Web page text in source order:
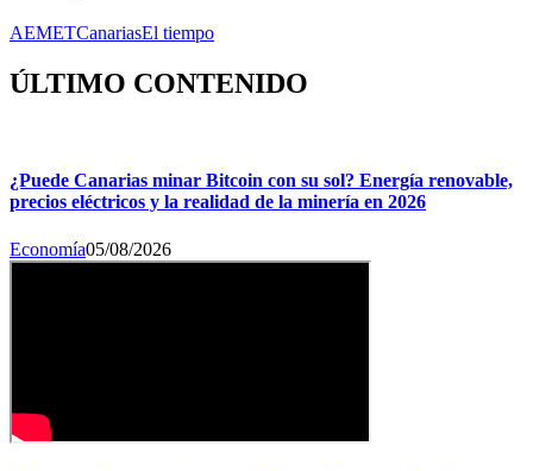
AEMETCanariasEl tiempo
ÚLTIMO CONTENIDO
¿Puede Canarias minar Bitcoin con su sol? Energía renovable,
precios eléctricos y la realidad de la minería en 2026
Economía05/08/2026